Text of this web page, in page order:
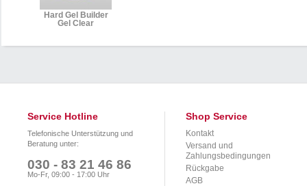
Hard Gel Builder
Gel Clear
Service Hotline
Telefonische Unterstützung und
Beratung unter:
030 - 83 21 46 86
Mo-Fr, 09:00 - 17:00 Uhr
Shop Service
Kontakt
Versand und
Zahlungsbedingungen
Rückgabe
AGB